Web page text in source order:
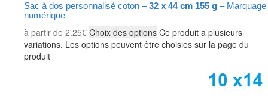
Sac à dos personnalisé coton –32 x 44 cm 155 g – Marquage
numérique
à partir de 2.25€ Choix des options Ce produit a plusieurs
variations. Les options peuvent être choisies sur la page du
produit